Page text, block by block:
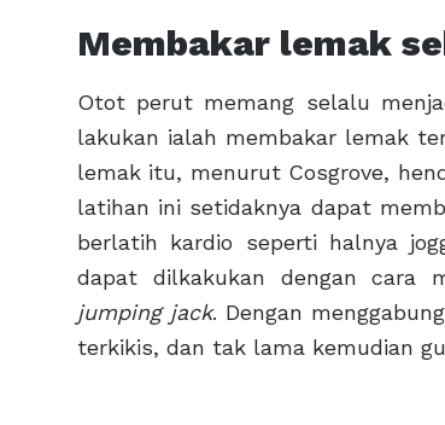
Membakar lemak
Otot perut memang selalu
lakukan ialah membakar lemak
lemak itu, menurut Cosgrove,
latihan ini setidaknya dapat
berlatih kardio seperti halnya
dapat dilkakukan dengan cara
jumping jack. Dengan
terkikis, dan tak lama kemudian